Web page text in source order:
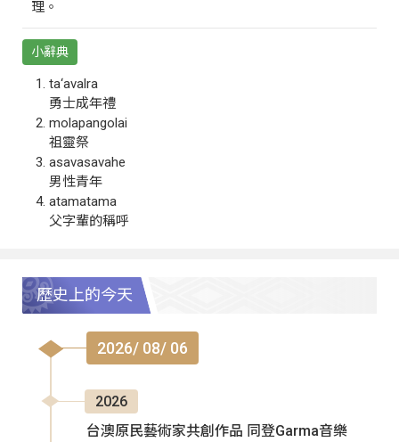
理。
小辭典
ta‘avalra
勇士成年禮
molapangolai
祖靈祭
asavasavahe
男性青年
atamatama
父字輩的稱呼
歷史上的今天
2026/ 08/ 06
2026
台澳原民藝術家共創作品 同登Garma音樂